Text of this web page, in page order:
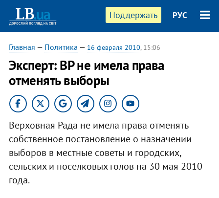
Поддержать РУС
Главная — Политика — 16 февраля 2010, 15:06
Эксперт: ВР не имела права
отменять выборы
Верховная Рада не имела права отменять
собственное постановление о назначении
выборов в местные советы и городских,
сельских и поселковых голов на 30 мая 2010
года.